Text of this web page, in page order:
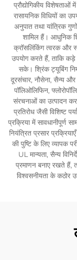
प्रौद्योगिकीय
रासायनिक विधियों का
अनुपात तथा यांत्रिक
शामिल हैं। आधुनिक
क्रॉसलिंकिंग त्वरक और
उपयोग करते हैं, ताकि कड़े
सके। श्रिंक ट्यूबिंग
दूरसंचार, नौसेना, सैन्य और
पॉलिओलिफिन,
संरचनाओं का उत्पादन
प्रतिरोध जैसी विशिष्ट
प्रक्रिया में सावधानीपूर्ण
नियंत्रित प्रसार
की पुष्टि के लिए व्यापक
UL मान्यता, सैन्य
प्रमाणन बनाए रखते हैं,
विश्वसनीयता के कठोर